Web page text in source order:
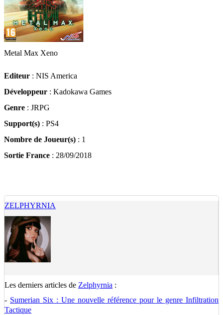
Metal Max Xeno
Editeur : NIS America
Développeur : Kadokawa Games
Genre : JRPG
Support(s) : PS4
Nombre de Joueur(s) : 1
Sortie France : 28/09/2018
ZELPHYRNIA
Les derniers articles de Zelphyrnia :
- Sumerian Six : Une nouvelle référence pour le genre Infiltration
Tactique